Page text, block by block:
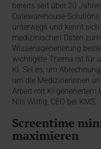
bereits seit über 20
Datewarehouse-
unterwegs und kennt
medizinischen Daten
Wissensgenerierung
wichtigste Thema ist für
KI. Sei es, um
um die Medizinerinnen
Arbeit mit KI-generiertem
Nils Wittig, CEO bei KMS.
Screentime
maximieren